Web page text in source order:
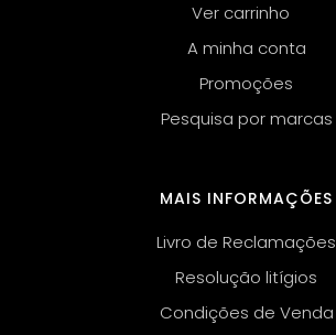
Ver carrinho
A minha conta
Promoções
Pesquisa por marcas
MAIS INFORMAÇÕES
Livro de Reclamações
Resolução litígios
Condições de Venda